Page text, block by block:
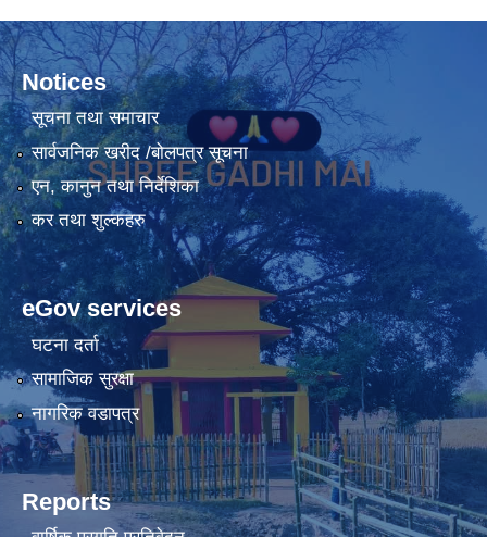
Notices
सूचना तथा समाचार
सार्वजनिक खरीद /बोलपत्र सूचना
एन, कानुन तथा निर्देशिका
कर तथा शुल्कहरु
eGov services
घटना दर्ता
सामाजिक सुरक्षा
नागरिक वडापत्र
Reports